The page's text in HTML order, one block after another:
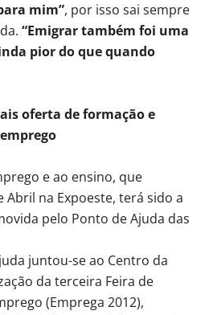
mim”, por isso sai sempre
“Emigrar também foi uma
pior do que quando
oferta de formação e
e ao ensino, que
Abril na Expoeste, terá sido a
pelo Ponto de Ajuda das
juntou-se ao Centro da
da terceira Feira de
(Emprega 2012),